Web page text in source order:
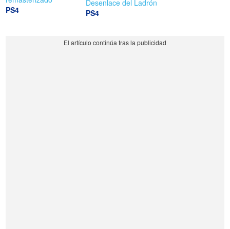
PS4
Desenlace del Ladrón
PS4